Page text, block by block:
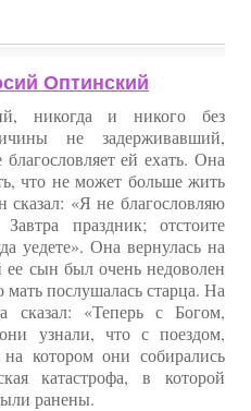
Оптинский
никогда и никого без
не задерживавший,
ей ехать. Она
что не может больше жить
«Я не благословляю
Завтра праздник; отстоите
Она вернулась на
сын был очень недоволен
послушалась старца. На
сказал: «Теперь с Богом,
узнали, что с поездом,
котором они собирались
катастрофа, в которой
ранены.